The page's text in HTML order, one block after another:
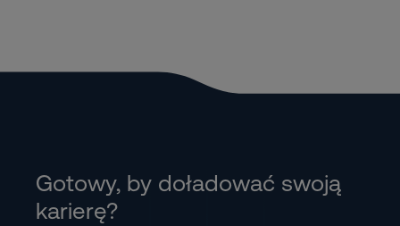
Gotowy, by doładować swoją
karierę?